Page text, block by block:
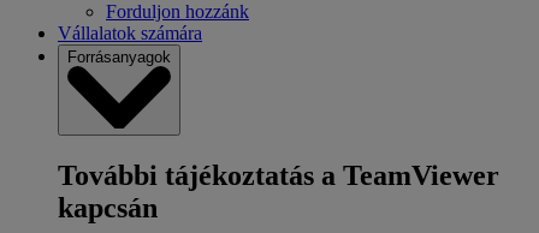
Forduljon hozzánk
Vállalatok számára
Forrásanyagok
További tájékoztatás a TeamViewer
kapcsán